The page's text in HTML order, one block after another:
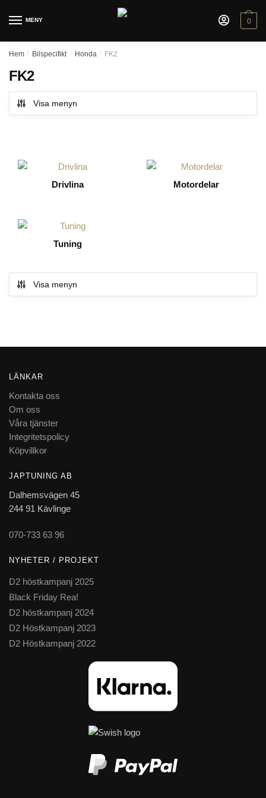
MENY 0
Hem / Bilspecifikt / Honda / FK2
FK2
Visa menyn
Drivlina Motordelar
Tuning
Visa menyn
LÄNKAR
Kontakta oss
Om oss
Våra tjänster
Integritetspolicy
Köpvillkor
JAPTUNING AB
Dalhemsvägen 45
244 91 Kävlinge
070-733 63 96
NYHETER / PROJEKT
D2 höstkampanj 2025
Black Friday Rea!
D2 höstkampanj 2024
D2 Höstkampanj 2023
D2 Höstkampanj 2022